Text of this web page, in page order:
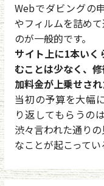
Webでダビングの
やフィルムを詰め
のが一般的です。
サイト上に1本い
むことは少なく、
加料金が上乗せされ
当初の予算を大幅
り返してもらうの
渋々言われた通り
なことが起こってい